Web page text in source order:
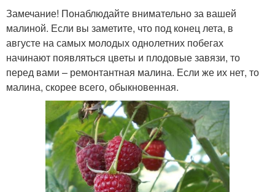
Замечание! Понаблюдайте внимательно за вашей
малиной. Если вы заметите, что под конец лета, в
августе на самых молодых однолетних побегах
начинают появляться цветы и плодовые завязи, то
перед вами – ремонтантная малина. Если же их нет, то
малина, скорее всего, обыкновенная.